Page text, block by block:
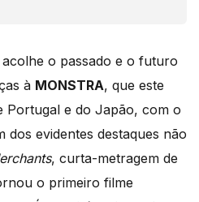
o passado e o futuro
à MONSTRA, que este
Portugal e do Japão, com o
dos evidentes destaques não
, curta-metragem de
o primeiro filme